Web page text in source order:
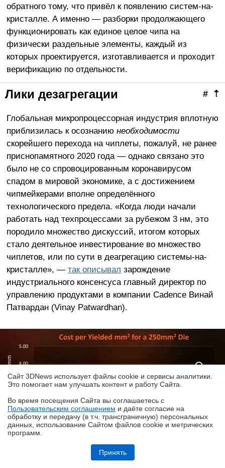
Обзор игрового QD-OLED WQHD-монитора Acer Predator X27U W1:
обратного тому, что привёл к появлению систем-на-
кристалле. А именно — разборки продолжающего
функционировать как единое целое чипа на
физически раздельные элементы, каждый из
которых проектируется, изготавливается и проходит
верификацию по отдельности.
⇡
#
Лики дезагрегации
Глобальная микропроцессорная индустрия вплотную
приблизилась к осознанию необходимости
скорейшего перехода на чиплеты, пожалуй, не ранее
приснопамятного 2020 года — однако связано это
было не со спровоцированным коронавирусом
спадом в мировой экономике, а с достижением
чипмейкерами вполне определённого
технологического предела. «Когда люди начали
работать над техпроцессами за рубежом 3 нм, это
породило множество дискуссий, итогом которых
стало деятельное инвестирование во множество
чиплетов, или по сути в деагрегацию системы-на-
кристалле», — так описывал зарождение
индустриального консенсуса главный директор по
управлению продуктами в компании Cadence Винай
Патвардан (Vinay Patwardhan).
Сайт 3DNews использует файлы cookie и сервисы аналитики.
Это помогает нам улучшать контент и работу Cайта.
Во время посещения Cайта вы соглашаетесь с
Пользовательским соглашением и даёте согласие на
обработку и передачу (в т.ч. трансграничную) персональных
данных, использование Cайтом файлов cookie и метрических
программ.
Принять